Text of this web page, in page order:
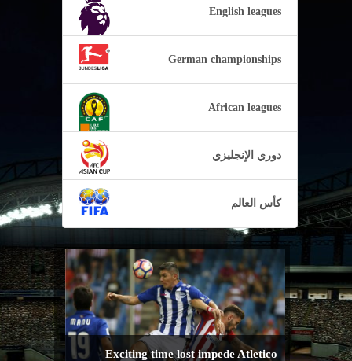
English leagues
German championships
African leagues
دوري الإنجليزي
كأس العالم
Exciting time lost impede Atletico